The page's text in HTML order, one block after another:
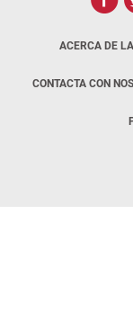
ACERCA DE
CONTACTA CON